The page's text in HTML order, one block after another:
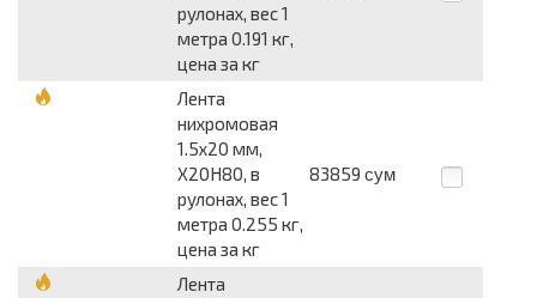
рулонах, вес 1
метра 0.191 кг,
цена за кг
Лента
нихромовая
1.5x20 мм,
Х20Н80, в
рулонах, вес 1
метра 0.255 кг,
цена за кг
83859 сум
Лента